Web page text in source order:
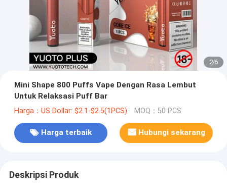
2/6
Mini Shape 800 Puffs Vape Dengan Rasa Lembut
Untuk Relaksasi Puff Bar
Harga：US Dollar: $2.1-$2.5(1PCS) MOQ：50 PCS
Harga terbaik Hubungi sekarang
Deskripsi Produk